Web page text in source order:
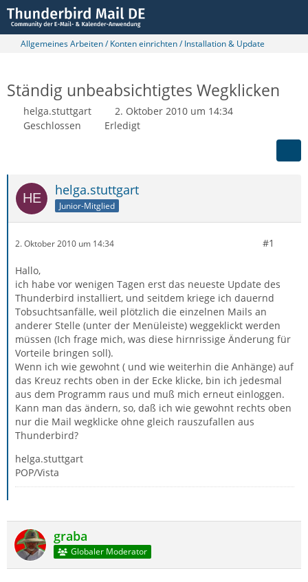
Allgemeines Arbeiten / Konten einrichten / Installation & Update
Ständig unbeabsichtigtes Wegklicken
helga.stuttgart
2. Oktober 2010 um 14:34
Geschlossen
Erledigt
helga.stuttgart
Junior-Mitglied
2. Oktober 2010 um 14:34 #1
Hallo,
ich habe vor wenigen Tagen erst das neueste Update des
Thunderbird installiert, und seitdem kriege ich dauernd
Tobsuchtsanfälle, weil plötzlich die einzelnen Mails an
anderer Stelle (unter der Menüleiste) weggeklickt werden
müssen (Ich frage mich, was diese hirnrissige Änderung für
Vorteile bringen soll).
Wenn ich wie gewohnt ( und wie weiterhin die Anhänge) auf
das Kreuz rechts oben in der Ecke klicke, bin ich jedesmal
aus dem Programm raus und muß mich erneut einloggen.
Kann man das ändern, so, daß ich wie gewohnt rechts oben
nur die Mail wegklicke ohne gleich rauszufallen aus
Thunderbird?
helga.stuttgart
POP/Vista
graba
Globaler Moderator